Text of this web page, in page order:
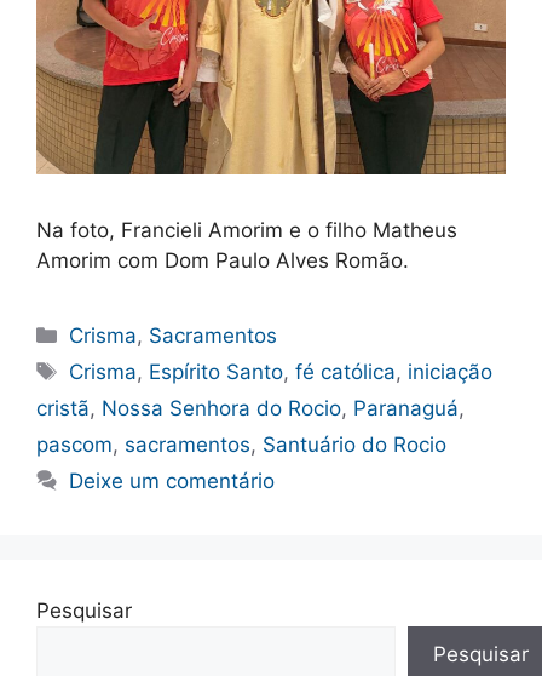
Na foto, Francieli Amorim e o filho Matheus
Amorim com Dom Paulo Alves Romão.
Categorias
Crisma, Sacramentos
Tags
Crisma, Espírito Santo,fé católica, iniciação
cristã, Nossa Senhora do Rocio, Paranaguá,
pascom, sacramentos, Santuário do Rocio
Deixe um comentário
Pesquisar
Pesquisar